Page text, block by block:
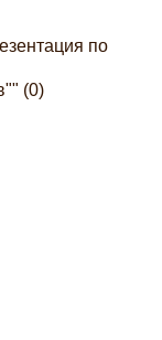
по
(0)